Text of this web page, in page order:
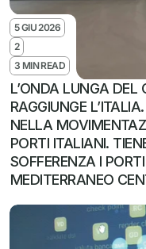
5 GIU 2026
2
3 MIN READ
L’ONDA LUNGA DEL
RAGGIUNGE
NELLA
PORTI ITALIANI.
SOFFERENZA I
MEDITERRANEO